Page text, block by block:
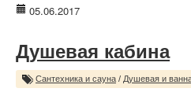
05.06.2017
Душевая кабина
Сантехника и сауна / Душевая и